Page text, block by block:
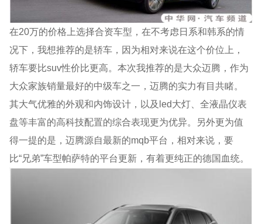
在20万的价格上选择合资车型，在不考虑日系和韩系的情
况下，我想推荐的是轿车，因为相对来说在这个价位上，
轿车要比suv性价比更高。本次我推荐的是大众迈腾，作为
大众家族销量最好的中级车之一，迈腾的实力有目共睹。
其大气优雅的外观和内饰设计，以及led大灯、全液晶仪表
盘等丰富的高科技配置的综合表现更为优异。另外更为值
得一提的是，迈腾源自最新的mqb平台，相对来说，要
比“兄弟”车型帕萨特的平台更新，有着更纯正的德国血统。